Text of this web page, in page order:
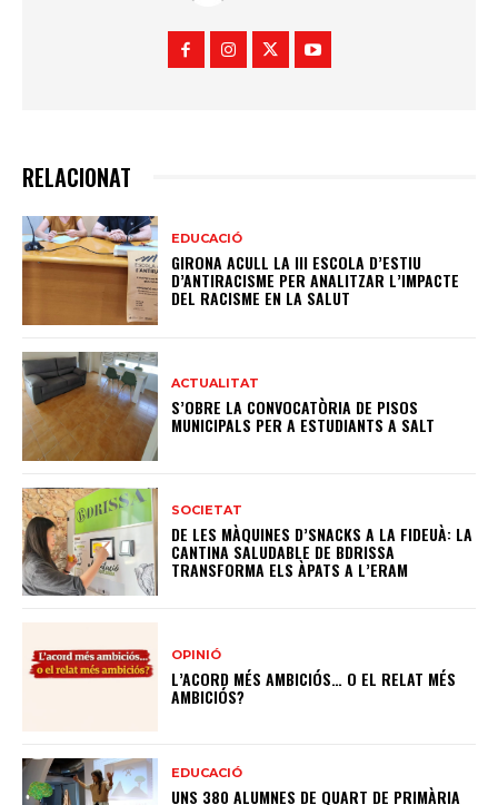
RELACIONAT
EDUCACIÓ
GIRONA ACULL LA III ESCOLA D’ESTIU
D’ANTIRACISME PER ANALITZAR L’IMPACTE
DEL RACISME EN LA SALUT
ACTUALITAT
S’OBRE LA CONVOCATÒRIA DE PISOS
MUNICIPALS PER A ESTUDIANTS A SALT
SOCIETAT
DE LES MÀQUINES D’SNACKS A LA FIDEUÀ: LA
CANTINA SALUDABLE DE BDRISSA
TRANSFORMA ELS ÀPATS A L’ERAM
OPINIÓ
L’ACORD MÉS AMBICIÓS… O EL RELAT MÉS
AMBICIÓS?
EDUCACIÓ
UNS 380 ALUMNES DE QUART DE PRIMÀRIA